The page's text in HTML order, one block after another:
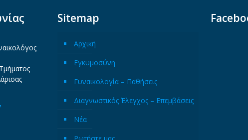
Sitemap
Αρχική
Εγκυμοσύνη
Γυναικολογία – Παθήσεις
Διαγνωστικός Έλεγχος – Επεμβάσεις
Νέα